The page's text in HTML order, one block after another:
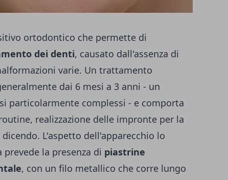
ortodontico che permette di
dei denti, causato dall'assenza di
varie. Un trattamento
dai 6 mesi a 3 anni - un
particolarmente complessi - e comporta
realizzazione delle impronte per la
L'aspetto dell'apparecchio lo
la presenza di piastrine
, con un filo metallico che corre lungo